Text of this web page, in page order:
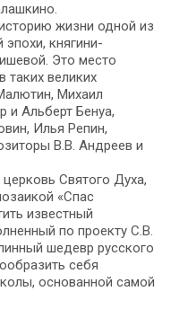
жизни одной из
княгини-
Это место
великих
Михаил
и Альберт Бенуа,
Илья Репин,
В.В. Андреев и
Святого Духа,
«Спас
известный
по проекту С.В.
шедевр русского
себя
основанной самой